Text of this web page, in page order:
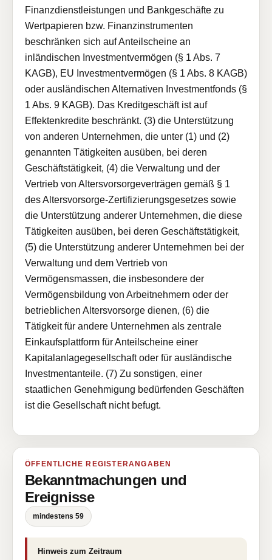
Finanzdienstleistungen und Bankgeschäfte zu
Wertpapieren bzw. Finanzinstrumenten
beschränken sich auf Anteilscheine an
inländischen Investmentvermögen (§ 1 Abs. 7
KAGB), EU Investmentvermögen (§ 1 Abs. 8 KAGB)
oder ausländischen Alternativen Investmentfonds (§
1 Abs. 9 KAGB). Das Kreditgeschäft ist auf
Effektenkredite beschränkt. (3) die Unterstützung
von anderen Unternehmen, die unter (1) und (2)
genannten Tätigkeiten ausüben, bei deren
Geschäftstätigkeit, (4) die Verwaltung und der
Vertrieb von Altersvorsorgeverträgen gemäß § 1
des Altersvorsorge-Zertifizierungsgesetzes sowie
die Unterstützung anderer Unternehmen, die diese
Tätigkeiten ausüben, bei deren Geschäftstätigkeit,
(5) die Unterstützung anderer Unternehmen bei der
Verwaltung und dem Vertrieb von
Vermögensmassen, die insbesondere der
Vermögensbildung von Arbeitnehmern oder der
betrieblichen Altersvorsorge dienen, (6) die
Tätigkeit für andere Unternehmen als zentrale
Einkaufsplattform für Anteilscheine einer
Kapitalanlagegesellschaft oder für ausländische
Investmentanteile. (7) Zu sonstigen, einer
staatlichen Genehmigung bedürfenden Geschäften
ist die Gesellschaft nicht befugt.
ÖFFENTLICHE REGISTERANGABEN
Bekanntmachungen und
Ereignisse
mindestens 59
Hinweis zum Zeitraum